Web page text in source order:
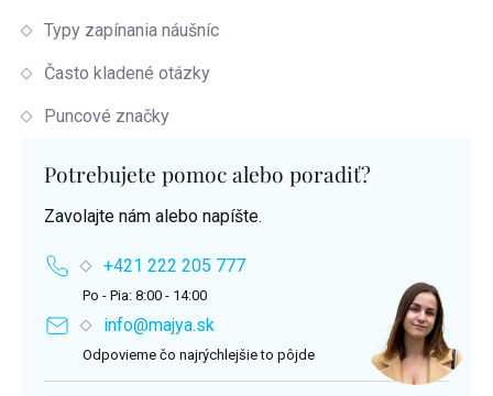
Typy zapínania náušníc
Často kladené otázky
Puncové značky
Potrebujete pomoc alebo poradiť?
Zavolajte nám alebo napíšte.
+421 222 205 777
Po - Pia: 8:00 - 14:00
info@majya.sk
Odpovieme čo najrýchlejšie to pôjde